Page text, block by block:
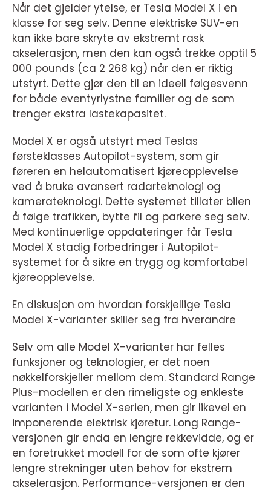
Når det gjelder ytelse, er Tesla Model X i en
klasse for seg selv. Denne elektriske SUV-en
kan ikke bare skryte av ekstremt rask
akselerasjon, men den kan også trekke opptil 5
000 pounds (ca 2 268 kg) når den er riktig
utstyrt. Dette gjør den til en ideell følgesvenn
for både eventyrlystne familier og de som
trenger ekstra lastekapasitet.
Model X er også utstyrt med Teslas
førsteklasses Autopilot-system, som gir
føreren en helautomatisert kjøreopplevelse
ved å bruke avansert radarteknologi og
kamerateknologi. Dette systemet tillater bilen
å følge trafikken, bytte fil og parkere seg selv.
Med kontinuerlige oppdateringer får Tesla
Model X stadig forbedringer i Autopilot-
systemet for å sikre en trygg og komfortabel
kjøreopplevelse.
En diskusjon om hvordan forskjellige Tesla
Model X-varianter skiller seg fra hverandre
Selv om alle Model X-varianter har felles
funksjoner og teknologier, er det noen
nøkkelforskjeller mellom dem. Standard Range
Plus-modellen er den rimeligste og enkleste
varianten i Model X-serien, men gir likevel en
imponerende elektrisk kjøretur. Long Range-
versjonen gir enda en lengre rekkevidde, og er
en foretrukket modell for de som ofte kjører
lengre strekninger uten behov for ekstrem
akselerasjon. Performance-versjonen er den